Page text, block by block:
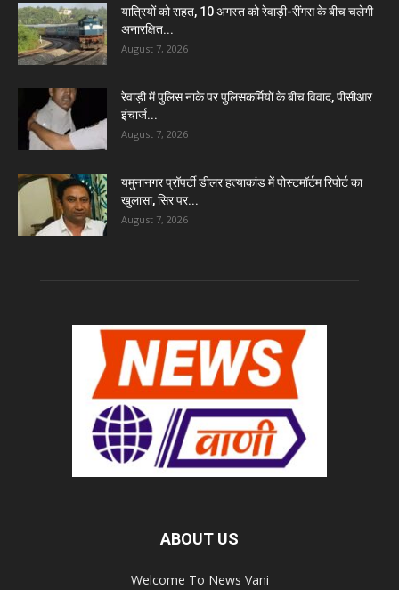
यात्रियों को राहत, 10 अगस्त को रेवाड़ी-रींगस के बीच चलेगी
अनारक्षित...
August 7, 2026
रेवाड़ी में पुलिस नाके पर पुलिसकर्मियों के बीच विवाद, पीसीआर
इंचार्ज...
August 7, 2026
यमुनानगर प्रॉपर्टी डीलर हत्याकांड में पोस्टमॉर्टम रिपोर्ट का
खुलासा, सिर पर...
August 7, 2026
ABOUT US
Welcome To News Vani